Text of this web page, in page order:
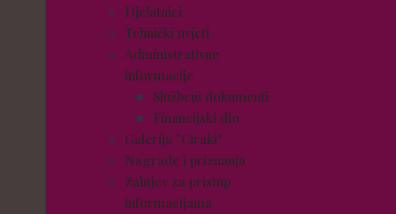
Djelatnici
Tehnički uvjeti
Administrativne
informacije
Službeni dokumenti
Financijski dio
Galerija "Ciraki"
Nagrade i priznanja
Zahtjev za pristup
informacijama